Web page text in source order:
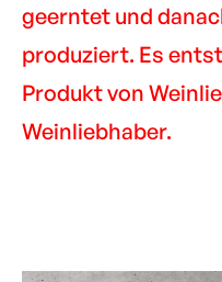
geerntet und
produziert. Es
Produkt von
Weinliebhaber.